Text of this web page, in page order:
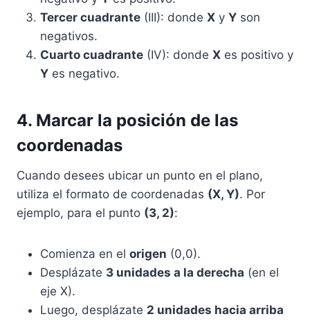
Tercer cuadrante (III): donde X y Y son
negativos.
Cuarto cuadrante (IV): donde X es positivo y
Y es negativo.
4. Marcar la posición de las
coordenadas
Cuando desees ubicar un punto en el plano,
utiliza el formato de coordenadas (X, Y). Por
ejemplo, para el punto (3, 2):
Comienza en el origen (0,0).
Desplázate 3 unidades a la derecha (en el
eje X).
Luego, desplázate 2 unidades hacia arriba